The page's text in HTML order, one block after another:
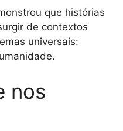
que histórias
de contextos
universais:
nos